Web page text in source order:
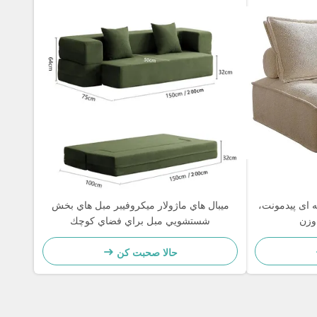
ای پیدمونت،
ميبال هاي ماژولار ميکروفيبر مبل هاي بخش
شستشويي مبل براي فضاي كوچك
حالا صحبت کن